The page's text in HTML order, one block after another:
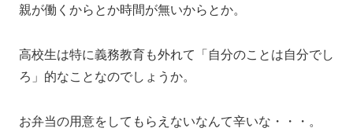
親が働くからとか時間が無いからとか。
高校生は特に義務教育も外れて「自分のことは自分でし
ろ」的なことなのでしょうか。
お弁当の用意をしてもらえないなんて辛いな・・・。